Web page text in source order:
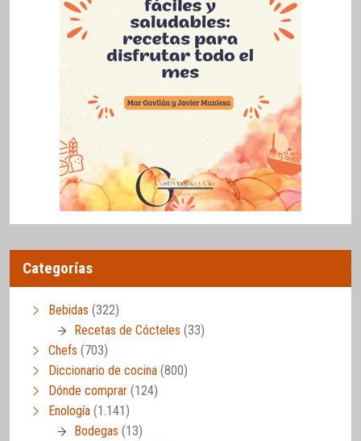
Categorías
Bebidas (322)
Recetas de Cócteles (33)
Chefs (703)
Diccionario de cocina (800)
Dónde comprar (124)
Enología (1.141)
Bodegas (13)